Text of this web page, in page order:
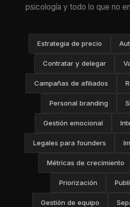
psicología y todo lo que no
Estrategia de precio
Contratar y delegar
Campañas de afiliados
Personal branding
Gestión emocional
Legales para founders
Métricas de crecimiento
Priorización
Gestión de equipo